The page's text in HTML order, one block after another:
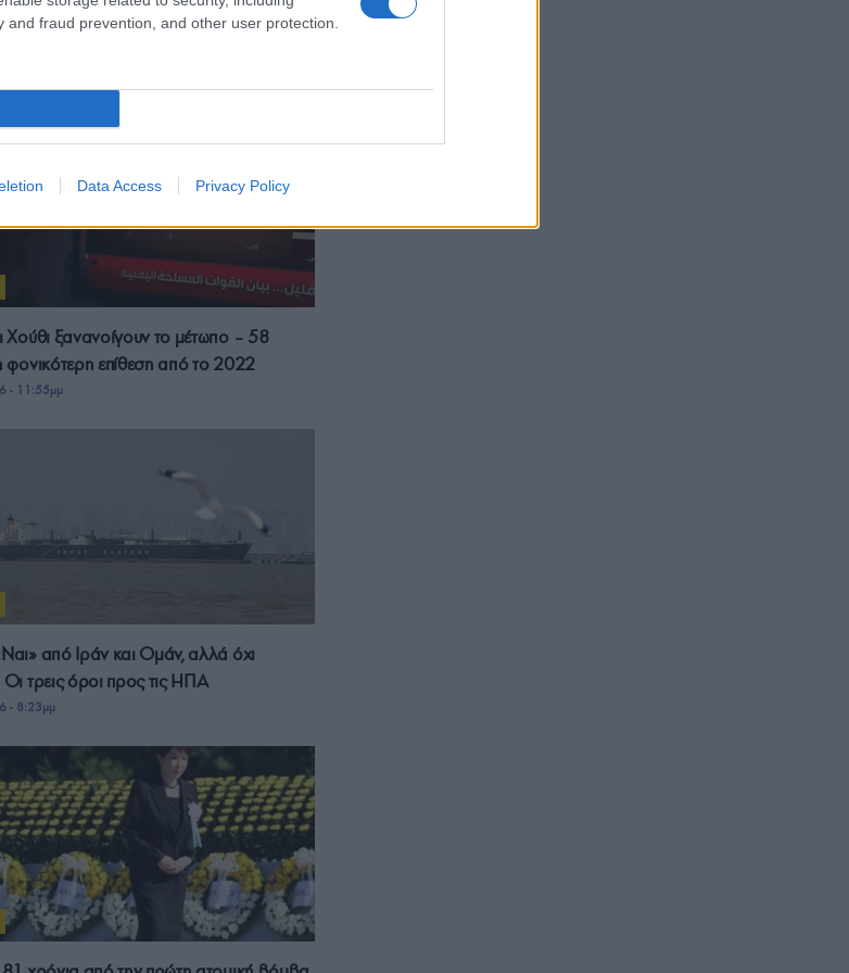
and fraud prevention, and other user protection.
Data Access Privacy Policy
Χούθι ξανανοίγουν το μέτωπο – 58
φονικότερη επίθεση από το 2022
- 11:55μμ
από Ιράν και Ομάν, αλλά όχι
τρεις όροι προς τις ΗΠΑ
- 8:23μμ